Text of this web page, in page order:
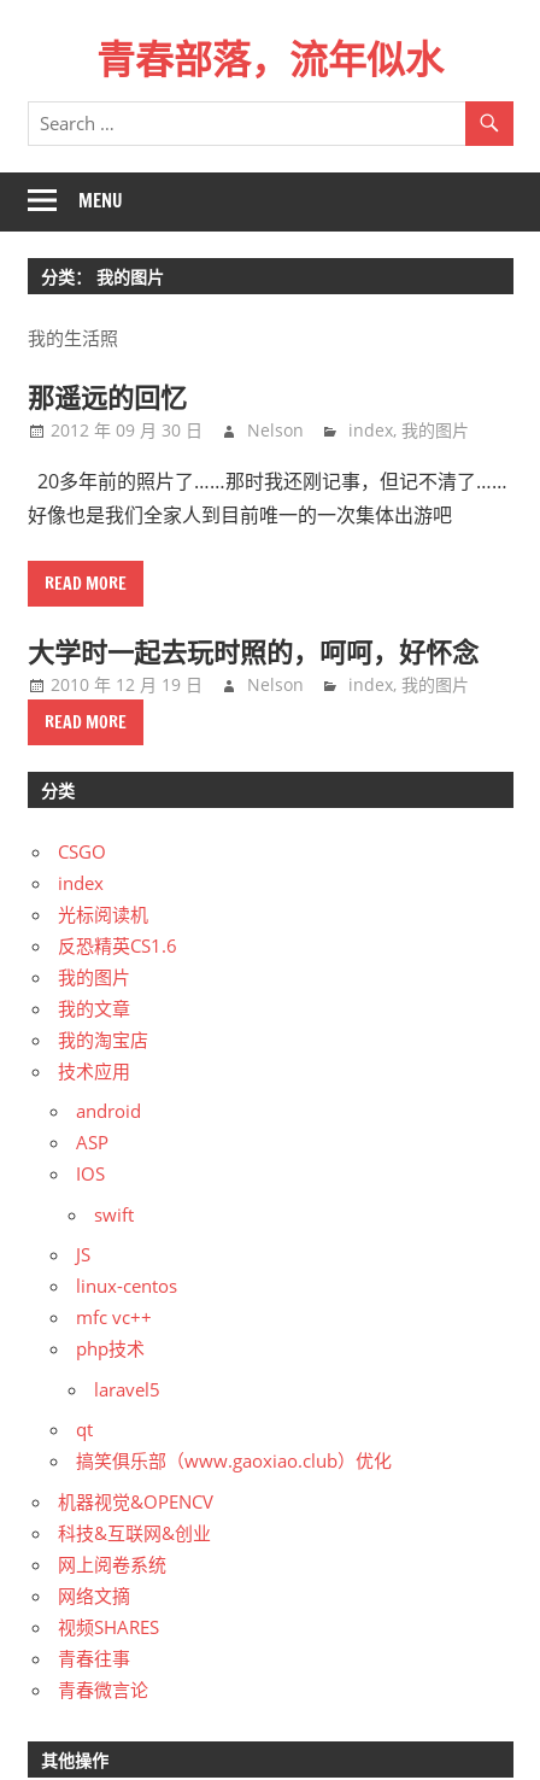
青春部落，流年似水
青
春
一
场
远
行，
记
不
起
来
时
的
MENU
分类： 我的图片
我的生活照
那遥远的回忆
2012 年 09 月 30 日 Nelson index,我的图片
20多年前的照片了……那时我还刚记事，但记不清了……
好像也是我们全家人到目前唯一的一次集体出游吧
READ MORE
大学时一起去玩时照的，呵呵，好怀念
2010 年 12 月 19 日 Nelson index,我的图片
READ MORE
分类
CSGO
index
光标阅读机
反恐精英CS1.6
我的图片
我的文章
我的淘宝店
技术应用
android
ASP
IOS
swift
JS
linux-centos
mfc vc++
php技术
laravel5
qt
搞笑俱乐部（www.gaoxiao.club）优化
机器视觉&OPENCV
科技&互联网&创业
网上阅卷系统
网络文摘
视频SHARES
青春往事
青春微言论
其他操作